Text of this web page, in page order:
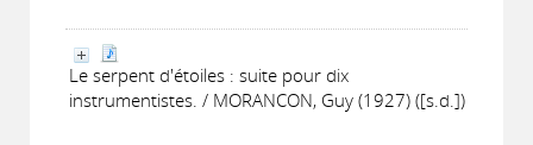
Le serpent d'étoiles : suite pour dix
instrumentistes. / MORANCON, Guy (1927) ([s.d.])